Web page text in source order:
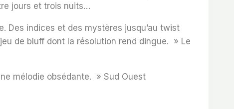
jours et trois nuits…
Des indices et des mystères jusqu’au twist
de bluff dont la résolution rend dingue. » Le
mélodie obsédante. » Sud Ouest